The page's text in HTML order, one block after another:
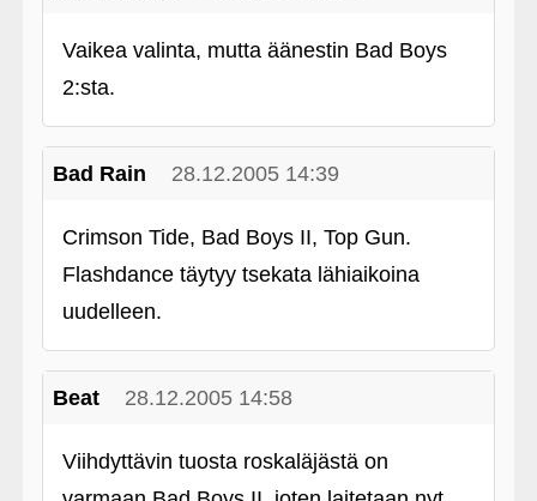
Vaikea valinta, mutta äänestin Bad Boys
2:sta.
Bad Rain 28.12.2005 14:39
Crimson Tide, Bad Boys II, Top Gun.
Flashdance täytyy tsekata lähiaikoina
uudelleen.
Beat 28.12.2005 14:58
Viihdyttävin tuosta roskaläjästä on